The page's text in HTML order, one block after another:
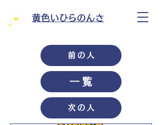
黄色いひらのんさ
前の人
一覧
次の人